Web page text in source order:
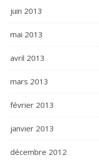
juin 2013
mai 2013
avril 2013
mars 2013
février 2013
janvier 2013
décembre 2012